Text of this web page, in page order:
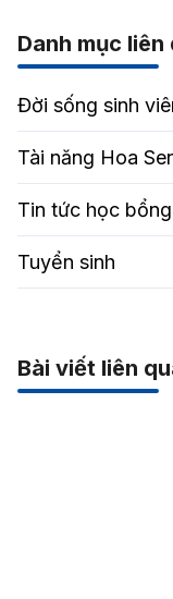
Danh mục liên
Đời sống sinh
Tài năng Hoa
Tin tức học bổng
Tuyển sinh
Bài viết liên